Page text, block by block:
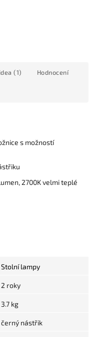
(1) Hodnocení
s možností
2700K velmi teplé
Stolní lampy
2 roky
3.7 kg
černý nástřik